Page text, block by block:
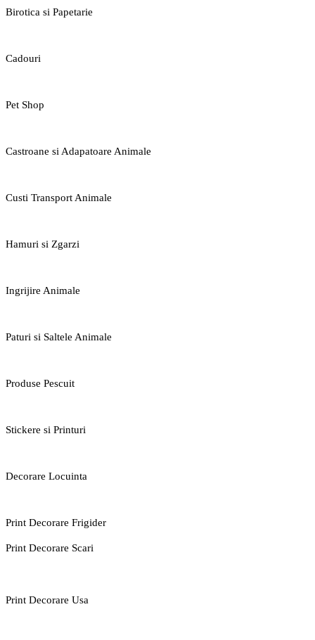
Birotica si Papetarie
Cadouri
Pet Shop
Castroane si Adapatoare Animale
Custi Transport Animale
Hamuri si Zgarzi
Ingrijire Animale
Paturi si Saltele Animale
Produse Pescuit
Stickere si Printuri
Decorare Locuinta
Print Decorare Frigider
Print Decorare Scari
Print Decorare Usa